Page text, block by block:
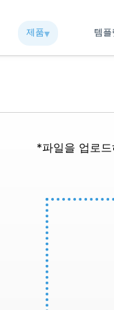
제품▾︎ 템
*파일을 업로